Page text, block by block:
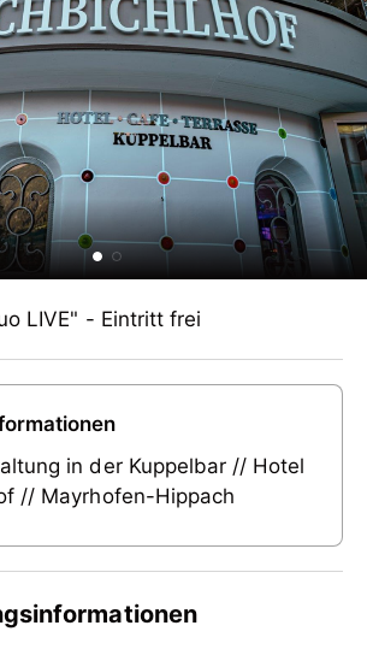
LIVE" - Eintritt frei
in der Kuppelbar // Hotel
// Mayrhofen-Hippach